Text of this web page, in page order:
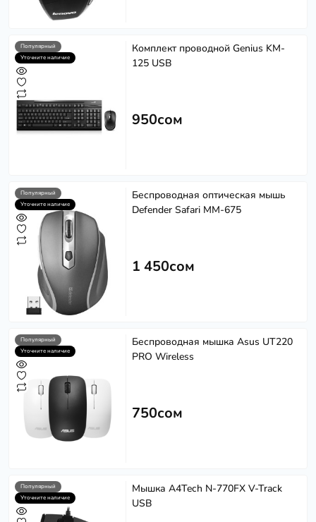
Популярный
Уточните наличие
Комплект проводной Genius KM-
125 USB
950сом
Популярный
Уточните наличие
Беспроводная оптическая мышь
Defender Safari MM-675
1 450сом
Популярный
Уточните наличие
Беспроводная мышка Asus UT220
PRO Wireless
750сом
Популярный
Уточните наличие
Мышка A4Tech N-770FX V-Track
USB